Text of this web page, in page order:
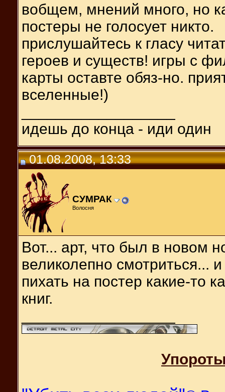
вобщем, мнений много, но
постеры не голосует никто.
прислушайтесь к гласу
героев и существ! игры с
карты оставте обяз-но.
вселенные!)
идешь до конца - иди один
01.08.2008, 13:33
СУМРАК
Волосня
Вот... арт, что был в новом
великолепно смотриться...
пихать на постер какие-то
книг.